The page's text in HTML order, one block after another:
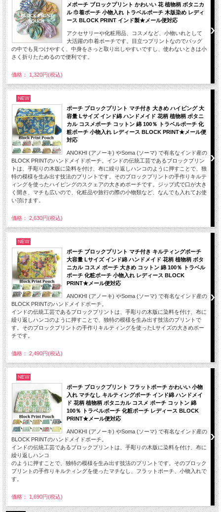
メポーチ ブロックプリント かわいい 花 植物柄 ボタニカ
ル 巾着ポーチ 小物入れ トラベルポーチ 木版染め レディ
ース BLOCK PRINT インド製★メール便対応
アクセサリーや化粧用品、コスメなど、小物いれとして
大活躍の巾着ポーチです。目立つプリントなのでバッグ
の中でも見つけやすく、中身をさっと取り出しやすいですし、使わないときは小
さく折りたためるので便利です。
価格： 1,320円(税込)
NEW
ポーチ ブロックプリント マチ付き 大きめ ハイピング 大
容量 Lサイズ インド綿 ハンドメイド 花柄 植物柄 ボタニ
カル コスメポーチ コットン 綿 100％ トラベルポーチ 化
粧ポーチ 小物入れ レディース BLOCK PRINT★メール便
対応
ANOKHI (アノーキ) やSoma (ソーマ) で有名なインド産の
BLOCK PRINTのハンドメイドポーチ。インドの伝統工芸であるブロックプリン
トは、手彫りの木版に染料を付け、布に繰り返しハンコのように押すことで、独
特の模様を生み出す技法のプリントです。そのブロックプリントの手作りキルテ
ィングを使ったハイピングのスクェアの大きめポーチです。ジップ式で口が大き
く開き、マチも広いので、化粧品や旅行の際の小物類など、なんでも入れてお使
い頂けます。
価格： 2,630円(税込)
NEW
ポーチ ブロックプリント マチ付き キルティングポーチ
大容量 Lサイズ インド綿 ハンドメイド 花柄 植物柄 ボタ
ニカル コスメ ポーチ 大きめ コットン 綿 100％ トラベル
ポーチ 化粧ポーチ 小物入れ レディース BLOCK
PRINT★メール便対応
ANOKHI (アノーキ) やSoma (ソーマ) で有名なインド産の
BLOCK PRINTのハンドメイドポーチ。
インドの伝統工芸であるブロックプリントは、手彫りの木版に染料を付け、布に
繰り返しハンコのように押すことで、独特の模様を生み出す技法のプリントで
す。そのブロックプリントの手作りキルティングを使ったLサイズの大きめポー
チです。
価格： 2,490円(税込)
NEW
ポーチ ブロックプリント フラットポーチ かわいい 小物
入れ マチなし キルティングポーチ インド綿 ハンドメイ
ド 花柄 植物柄 ボタニカル コスメ ポーチ コットン 綿
100％ トラベルポーチ 化粧ポーチ レディース BLOCK
PRINT★メール便対応
ANOKHI (アノーキ) やSoma (ソーマ) で有名なインド産の
BLOCK PRINTのハンドメイドポーチ。
インドの伝統工芸であるブロックプリントは、手彫りの木版に染料を付け、布に
繰り返しハンコ
のように押すことで、独特の模様を生み出す技法のプリントです。そのブロック
プリントの手作りキルティングを使ったマチなし、フラットポーチ、小物入れで
す。
価格： 1,690円(税込)